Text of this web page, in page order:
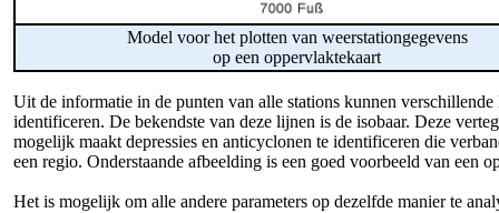
Model voor het plotten van weerstationgegevens
op een oppervlaktekaart
Uit de informatie in de punten van alle stations kunnen
identificeren. De bekendste van deze lijnen is de isobaar. Deze
mogelijk maakt depressies en anticyclonen te identificeren die
een regio. Onderstaande afbeelding is een goed voorbeeld van
Het is mogelijk om alle andere parameters op dezelfde manier te